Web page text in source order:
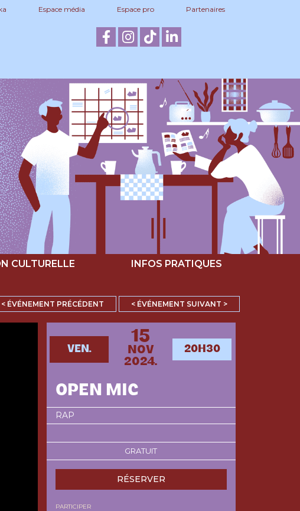
Espace média Espace pro Partenaires
CULTURELLE INFOS PRATIQUES
< ÉVÉNEMENT PRÉCÉDENT < ÉVÉNEMENT SUIVANT >
VEN.
15
NOV
2024.
20H30
OPEN MIC
RAP
GRATUIT
RÉSERVER
PARTICIPER